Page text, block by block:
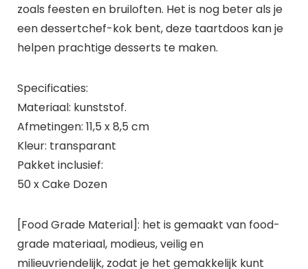
zoals feesten en bruiloften. Het is nog beter als je
een dessertchef-kok bent, deze taartdoos kan je
helpen prachtige desserts te maken.
Specificaties:
Materiaal: kunststof.
Afmetingen: 11,5 x 8,5 cm
Kleur: transparant
Pakket inclusief:
50 x Cake Dozen
[Food Grade Material]: het is gemaakt van food-
grade materiaal, modieus, veilig en
milieuvriendelijk, zodat je het gemakkelijk kunt